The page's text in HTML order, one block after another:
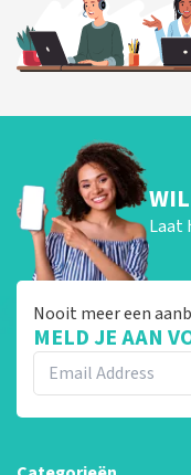
Laat
Nooit meer een
MELD JE AAN